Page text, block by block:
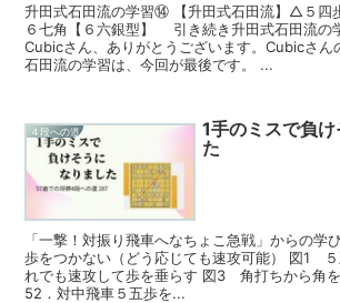
升田式石田流の学習⑭ 【升田式石田流】△５
６七角【６六銀型】 引き続き升田式石田流の
Cubicさん、ありがとうございます。Cubicさん
石田流の学習は、今回が最後です。 ...
４段への道
1手のミスで負
た
「一撃！対振り飛車へなちょこ急戦」からの学
歩をつかない（どう応じても速攻可能） 図1
れでも速攻して歩を垂らす 図3 角打ちから角
52．対中飛車５五歩を...